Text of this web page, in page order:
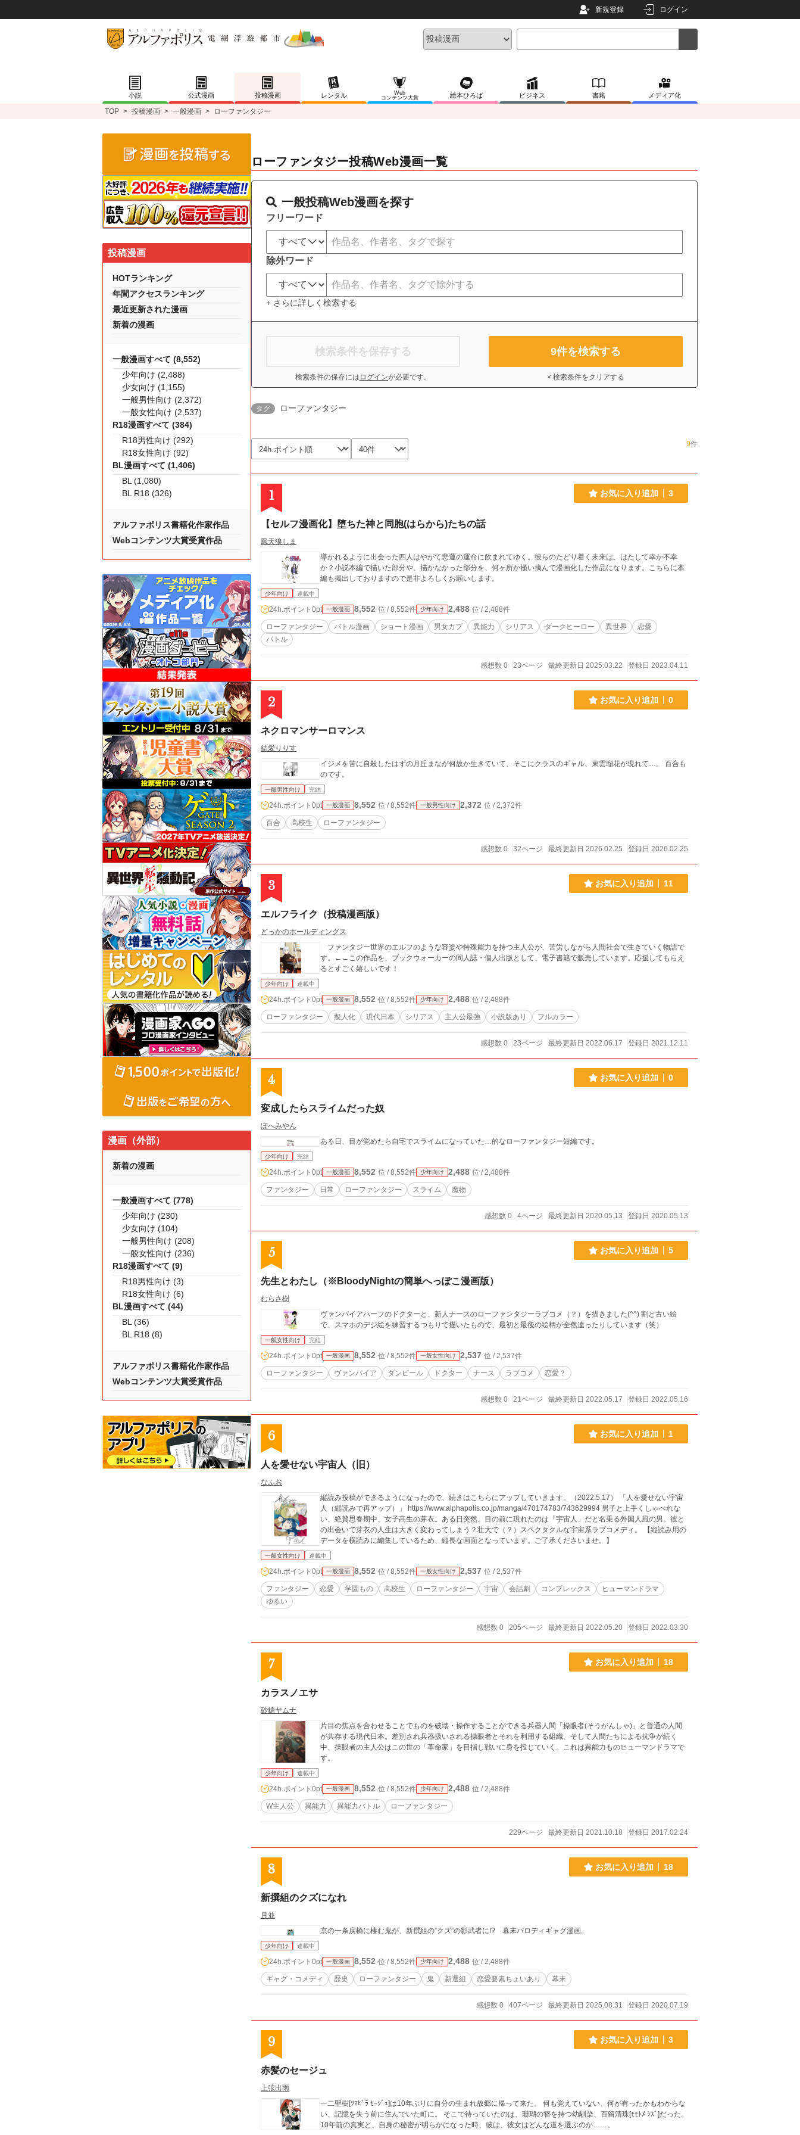
新規登録 ログイン
小説 公式漫画 投稿漫画 レンタル
Web
コンテンツ大賞
絵本ひろば ビジネス 書籍 メディア化
TOP > 投稿漫画 > 一般漫画 > ローファンタジー
ローファンタジー投稿Web漫画一覧
一般投稿Web漫画を探す
フリーワード
除外ワード
+ さらに詳しく検索する
検索条件を保存する
検索条件の保存には ログインが必要です。
9件を検索する
× 検索条件をクリアする
タグ ローファンタジー
9件
1 お気に入り追加 3
【セルフ漫画化】堕ちた神と同胞(はらから)たちの話
鳳天狼しま
導かれるように出会った四人はやがて悲運の運命に飲まれてゆく。彼らのたどり着く未来は、はたして幸か不幸
か？小説本編で描いた部分や、描かなかった部分を、何ヶ所か掻い摘んで漫画化した作品になります。こちらに本
編も掲出しておりますので是非よろしくお願いします。
少年向け 連載中
24h.ポイント 0pt 一般漫画 8,552 位 / 8,552件 少年向け 2,488 位 / 2,488件
ローファンタジー バトル漫画 ショート漫画 男女カプ 異能力 シリアス ダークヒーロー 異世界
恋愛
バトル
感想数 0 23ページ 最終更新日 2025.03.22 登録日 2023.04.11
2 お気に入り追加 0
ネクロマンサーロマンス
結愛りりす
イジメを苦に自殺したはずの月丘まなが何故か生きていて、そこにクラスのギャル、東雲瑠花が現れて…。 百合も
のです。
一般男性向け 完結
24h.ポイント 0pt 一般漫画 8,552 位 / 8,552件 一般男性向け 2,372 位 / 2,372件
百合 高校生 ローファンタジー
感想数 0 32ページ 最終更新日 2026.02.25 登録日 2026.02.25
3 お気に入り追加 11
エルフライク（投稿漫画版）
どっかのホールディングス
ファンタジー世界のエルフのような容姿や特殊能力を持つ主人公が、苦労しながら人間社会で生きていく物語で
す。←←この作品を、ブックウォーカーの同人誌・個人出版として、電子書籍で販売しています。応援してもらえ
るとすごく嬉しいです！
少年向け 連載中
24h.ポイント 0pt 一般漫画 8,552 位 / 8,552件 少年向け 2,488 位 / 2,488件
ローファンタジー 擬人化 現代日本 シリアス 主人公最強 小説版あり フルカラー
感想数 0 23ページ 最終更新日 2022.06.17 登録日 2021.12.11
4 お気に入り追加 0
変成したらスライムだった奴
ぽへみやん
ある日、目が覚めたら自宅でスライムになっていた…的なローファンタジー短編です。
少年向け 完結
24h.ポイント 0pt 一般漫画 8,552 位 / 8,552件 少年向け 2,488 位 / 2,488件
ファンタジー 日常 ローファンタジー スライム 魔物
感想数 0 4ページ 最終更新日 2020.05.13 登録日 2020.05.13
5 お気に入り追加 5
先生とわたし（※BloodyNightの簡単へっぽこ漫画版）
むらさ樹
ヴァンパイアハーフのドクターと、新人ナースのローファンタジーラブコメ（？）を描きました(^^) 割と古い絵
で、スマホのデジ絵を練習するつもりで描いたもので、最初と最後の絵柄が全然違ったりしています（笑）
一般女性向け 完結
24h.ポイント 0pt 一般漫画 8,552 位 / 8,552件 一般女性向け 2,537 位 / 2,537件
ローファンタジー ヴァンパイア ダンピール ドクター ナース ラブコメ 恋愛？
感想数 0 21ページ 最終更新日 2022.05.17 登録日 2022.05.16
6 お気に入り追加 1
人を愛せない宇宙人（旧）
なふお
縦読み投稿ができるようになったので、続きはこちらにアップしていきます。（2022.5.17） 「人を愛せない宇宙
人（縦読みで再アップ）」 https://www.alphapolis.co.jp/manga/470174783/743629994 男子と上手くしゃべれな
い、絶賛思春期中、女子高生の芽衣。ある日突然、目の前に現れたのは「宇宙人」だと名乗る外国人風の男。彼と
の出会いで芽衣の人生は大きく変わってしまう？壮大で（？）スペクタクルな宇宙系ラブコメディ。 【縦読み用の
データを横読みに編集しているため、縦長な画面となっています。ご了承くださいませ。】
一般女性向け 連載中
24h.ポイント 0pt 一般漫画 8,552 位 / 8,552件 一般女性向け 2,537 位 / 2,537件
ファンタジー 恋愛 学園もの 高校生 ローファンタジー 宇宙 会話劇 コンプレックス
ヒューマンドラマ
ゆるい
感想数 0 205ページ 最終更新日 2022.05.20 登録日 2022.03.30
7 お気に入り追加 18
カラスノエサ
砂糖ヤムナ
片目の焦点を合わせることでものを破壊・操作することができる兵器人間「操眼者(そうがんしゃ)」と普通の人間
が共存する現代日本。差別され兵器扱いされる操眼者とそれを利用する組織、そして人間たちによる抗争が続く
中、操眼者の主人公はこの世の「革命家」を目指し戦いに身を投じていく。これは異能力ものヒューマンドラマで
す。
少年向け 連載中
24h.ポイント 0pt 一般漫画 8,552 位 / 8,552件 少年向け 2,488 位 / 2,488件
W主人公 異能力 異能力バトル ローファンタジー
229ページ 最終更新日 2021.10.18 登録日 2017.02.24
8 お気に入り追加 18
新撰組のクズになれ
月並
京の一条戻橋に棲む鬼が、新撰組の”クズ”の影武者に!? 幕末パロディギャグ漫画。
少年向け 連載中
24h.ポイント 0pt 一般漫画 8,552 位 / 8,552件 少年向け 2,488 位 / 2,488件
ギャグ・コメディ 歴史 ローファンタジー 鬼 新選組 恋愛要素ちょいあり 幕末
感想数 0 407ページ 最終更新日 2025.08.31 登録日 2020.07.19
9 お気に入り追加 3
赤髪のセージュ
上弦出雨
一二聖樹[ﾂﾏﾋﾞﾗ ｾｰｼﾞｭ]は10年ぶりに自分の生まれ故郷に帰って来た。 何も覚えていない、何が有ったかもわからな
い、記憶を失う前に住んでいた町に。 そこで待っていたのは、珊瑚の簪を持つ幼馴染、百留清珠[ﾓﾓﾄﾒ ｼｽﾞ]だった。
10年前の真実と、自身の秘密が明らかになった時、彼は、彼女はどんな道を選ぶのか……。
投稿漫画
HOTランキング
年間アクセスランキング
最近更新された漫画
新着の漫画
一般漫画すべて (8,552)
少年向け (2,488)
少女向け (1,155)
一般男性向け (2,372)
一般女性向け (2,537)
R18漫画すべて (384)
R18男性向け (292)
R18女性向け (92)
BL漫画すべて (1,406)
BL (1,080)
BL R18 (326)
アルファポリス書籍化作家作品
Webコンテンツ大賞受賞作品
漫画（外部）
新着の漫画
一般漫画すべて (778)
少年向け (230)
少女向け (104)
一般男性向け (208)
一般女性向け (236)
R18漫画すべて (9)
R18男性向け (3)
R18女性向け (6)
BL漫画すべて (44)
BL (36)
BL R18 (8)
アルファポリス書籍化作家作品
Webコンテンツ大賞受賞作品